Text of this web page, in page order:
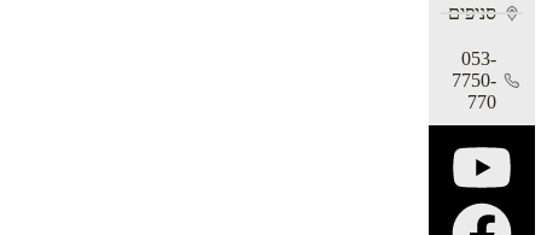
סניפים
053-
7750-
770